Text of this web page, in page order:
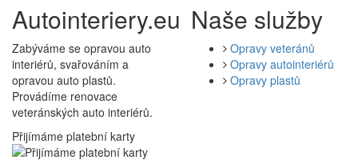
Autointeriery.eu
Zabýváme se opravou auto
interiérů, svařováním a
opravou auto plastů.
Provádíme renovace
veteránských auto interiérů.
Přijímáme platební karty
Naše služby
Opravy veteránů
Opravy autointeriérů
Opravy plastů